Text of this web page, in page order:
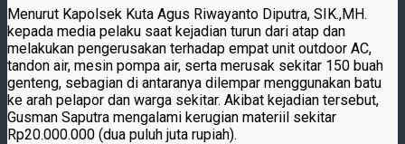
Menurut Kapolsek Kuta Agus Riwayanto Diputra, SIK.,MH.
kepada media pelaku saat kejadian turun dari atap dan
melakukan pengerusakan terhadap empat unit outdoor AC,
tandon air, mesin pompa air, serta merusak sekitar 150 buah
genteng, sebagian di antaranya dilempar menggunakan batu
ke arah pelapor dan warga sekitar. Akibat kejadian tersebut,
Gusman Saputra mengalami kerugian materiil sekitar
Rp20.000.000 (dua puluh juta rupiah).